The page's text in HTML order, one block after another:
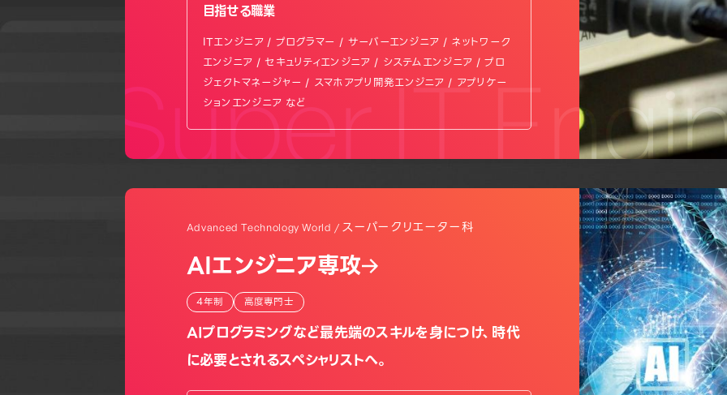
目指せる職業
ITエンジニア / プログラマー / サーバーエンジニア / ネットワーク
エンジニア / セキュリティエンジニア / システムエンジニア / プロ
ジェクトマネージャー / スマホアプリ開発エンジニア / アプリケー
ションエンジニア など
Super IT
Advanced Technology World / スーパークリエーター科
AIエンジニア専攻
4年制 高度専門士
AIプログラミングなど最先端のスキルを身につけ、時代
に必要とされるスペシャリストへ。